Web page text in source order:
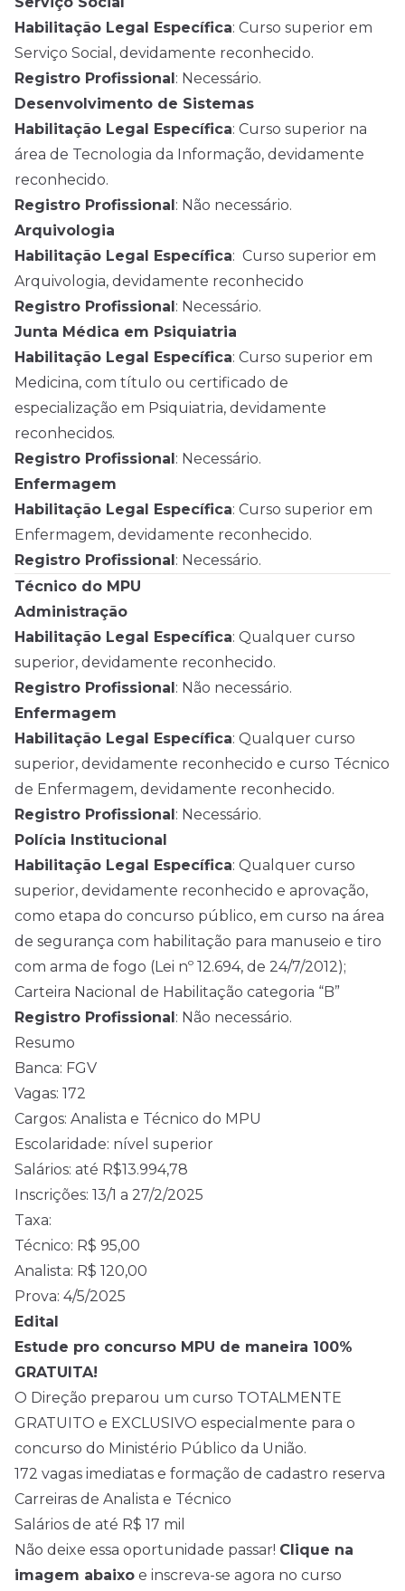
Habilitação Legal Específica: Curso superior em
Serviço Social, devidamente reconhecido.
Registro Profissional : Necessário.
Desenvolvimento de Sistemas
Habilitação Legal Específica: Curso superior na
área de Tecnologia da Informação, devidamente
reconhecido.
Registro Profissional : Não necessário.
Arquivologia
Habilitação Legal Específica: Curso superior em
Arquivologia, devidamente reconhecido
Registro Profissional : Necessário.
Junta Médica em Psiquiatria
Habilitação Legal Específica: Curso superior em
Medicina, com título ou certificado de
especialização em Psiquiatria, devidamente
reconhecidos.
Registro Profissional : Necessário.
Enfermagem
Habilitação Legal Específica: Curso superior em
Enfermagem, devidamente reconhecido.
Registro Profissional : Necessário.
Técnico do MPU
Administração
Habilitação Legal Específica: Qualquer curso
superior, devidamente reconhecido.
Registro Profissional : Não necessário.
Enfermagem
Habilitação Legal Específica: Qualquer curso
superior, devidamente reconhecido e curso Técnico
de Enfermagem, devidamente reconhecido.
Registro Profissional : Necessário.
Polícia Institucional
Habilitação Legal Específica: Qualquer curso
superior, devidamente reconhecido e aprovação,
como etapa do concurso público, em curso na área
de segurança com habilitação para manuseio e tiro
com arma de fogo (Lei nº 12.694, de 24/7/2012);
Carteira Nacional de Habilitação categoria “B”
Registro Profissional : Não necessário.
Resumo
Banca: FGV
Vagas: 172
Cargos: Analista e Técnico do MPU
Escolaridade: nível superior
Salários: até R$13.994,78
Inscrições: 13/1 a 27/2/2025
Taxa:
Técnico: R$ 95,00
Analista: R$ 120,00
Prova: 4/5/2025
Edital
Estude pro concurso MPU de maneira 100%
GRATUITA!
O Direção preparou um curso TOTALMENTE
GRATUITO e EXCLUSIVO especialmente para o
concurso do Ministério Público da União.
172 vagas imediatas e formação de cadastro reserva
Carreiras de Analista e Técnico
Salários de até R$ 17 mil
Não deixe essa oportunidade passar! Clique na
imagem abaixo e inscreva-se agora no curso